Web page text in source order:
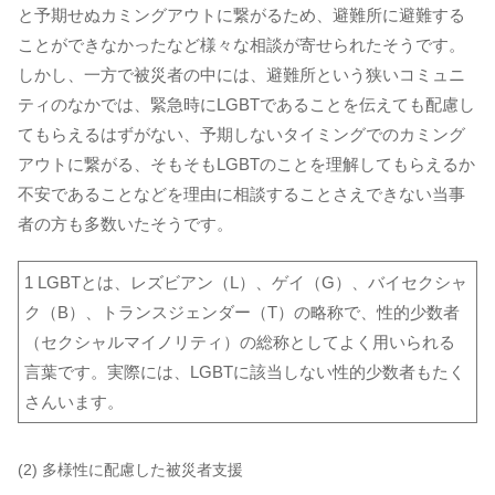
と予期せぬカミングアウトに繋がるため、避難所に避難する
ことができなかったなど様々な相談が寄せられたそうです。
しかし、一方で被災者の中には、避難所という狭いコミュニ
ティのなかでは、緊急時にLGBTであることを伝えても配慮し
てもらえるはずがない、予期しないタイミングでのカミング
アウトに繋がる、そもそもLGBTのことを理解してもらえるか
不安であることなどを理由に相談することさえできない当事
者の方も多数いたそうです。
1 LGBTとは、レズビアン（L）、ゲイ（G）、バイセクシャ
ク（B）、トランスジェンダー（T）の略称で、性的少数者
（セクシャルマイノリティ）の総称としてよく用いられる
言葉です。実際には、LGBTに該当しない性的少数者もたく
さんいます。
(2) 多様性に配慮した被災者支援